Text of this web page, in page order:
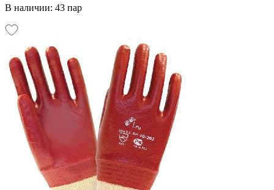
В наличии: 43 пар